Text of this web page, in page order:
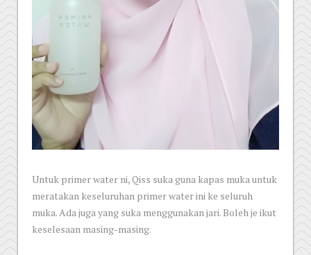
Untuk primer water ni, Qiss suka guna kapas muka untuk
meratakan keseluruhan primer water ini ke seluruh
muka. Ada juga yang suka menggunakan jari. Boleh je ikut
keselesaan masing-masing.